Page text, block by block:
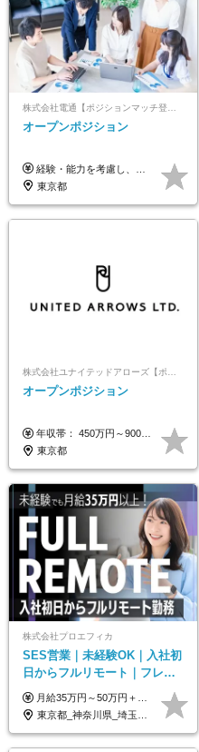
株式会社電通【ポジションマッチ登録】
オープンポジション
経験・能力を考慮し、当社規定により決定します。 ▼参考情報 ------------ 年収イメージ：500万～1500万
東京都
オープンポジション
年収帯： 450万円～900万円 ※経験・スキルを考慮の上、決定します。
東京都
株式会社プロエフィカ
SES営業｜未経験OK｜入社初
日からフルリモート｜フレッ
クス可｜残業月平均10h以下｜
事業立ち上げメンバー
月給35万円～50万円＋交通費 ◎経験やスキルを考慮し、最大限優遇します ◎上記月給は固定残業代月40時間分(月10万9,375～)を含みます。残業時間が超過した場合はその分追加支給します ◎試用期間6カ月あり(給与や待遇は同じです)
東京都_神奈川県_埼玉県_千葉県_大阪府_愛知県_北海道_青森県_岩手県_宮城県_秋田県_山形県_福島県_茨城県_栃木県_群馬県_新潟県_山梨県_長野県_富山県_石川県_福井県_静岡県_岐阜県_三重県_兵庫県_京都府_滋賀県_奈良県_和歌山県_広島県_岡山県_鳥取県_島根県_山口県_徳島県_香川県_愛媛県_高知県_福岡県_熊本県_佐賀県_長崎県_大分県_宮崎県_鹿児島県_沖縄県